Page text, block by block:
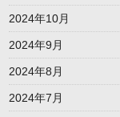
2024年10月
2024年9月
2024年8月
2024年7月